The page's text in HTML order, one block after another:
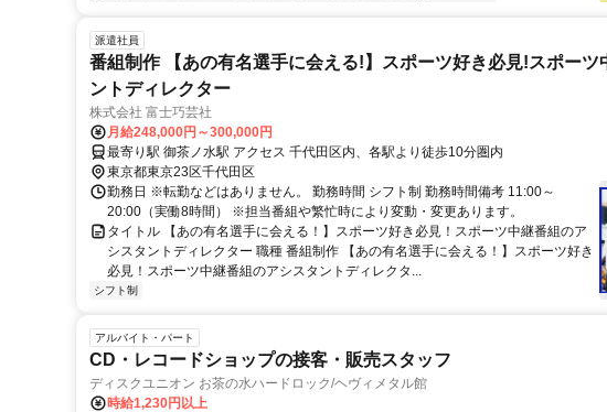
派遣社員
番組制作 【あの有名選手に会える!】スポーツ好き必見!スポーツ
ントディレクター
株式会社 富士巧芸社
月給248,000円～300,000円
最寄り駅 御茶ノ水駅 アクセス 千代田区内、各駅より徒歩10分圏内
東京都東京23区千代田区
勤務日 ※転勤などはありません。 勤務時間 シフト制 勤務時間備考 11:00～
20:00（実働8時間） ※担当番組や繁忙時により変動・変更あります。
タイトル 【あの有名選手に会える！】スポーツ好き必見！スポーツ中継番組のア
シスタントディレクター 職種 番組制作 【あの有名選手に会える！】スポーツ好き
必見！スポーツ中継番組のアシスタントディレクタ...
シフト制
アルバイト・パート
CD・レコードショップの接客・販売スタッフ
ディスクユニオン お茶の水ハードロック/ヘヴィメタル館
時給1,230円以上